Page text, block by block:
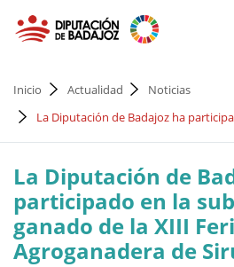
Inicio Actualidad
Noticias
La Diputación de Badajoz ha
La Diputación de
participado en la
ganado de la XIII
Agroganadera de